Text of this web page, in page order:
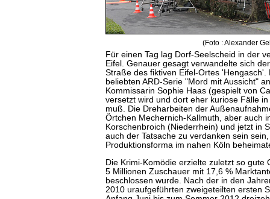
(Foto : Alexander
Für einen Tag lag Dorf-Seelscheid in der
Eifel. Genauer gesagt verwandelte sich
Straße des fiktiven Eifel-Ortes 'Hengasch'.
beliebten ARD-Serie "Mord mit Aussicht"
Kommissarin Sophie Haas (gespielt von
versetzt wird und dort eher kuriose Fälle
muß. Die Dreharbeiten der
Örtchen Mechernich-Kallmuth, aber auch
Korschenbroich (Niederrhein) und jetzt in
auch der Tatsache zu verdanken sein
Produktionsforma im nahen Köln
Die Krimi-Komödie erzielte zuletzt so gute
5 Millionen Zuschauer mit 17,6 %
beschlossen wurde. Nach der in den
2010 uraufgeführten zweigeteilten ersten